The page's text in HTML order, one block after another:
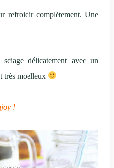
refroidir complètement. Une
délicatement avec un
très moelleux
!